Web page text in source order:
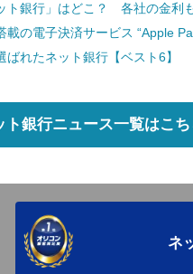
ト銀行」はどこ？ 各社の金利
の電子決済サービス “Apple
れたネット銀行【ベスト6】
ト銀行ニュース一覧はこち
ネ